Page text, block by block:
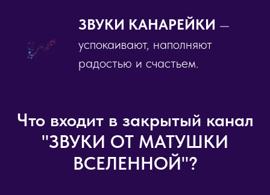
ЗВУКИ КАНАРЕЙКИ —
успокаивают, наполняют
радостью и счастьем.
Что входит в закрытый канал
"ЗВУКИ ОТ МАТУШКИ
ВСЕЛЕННОЙ"?